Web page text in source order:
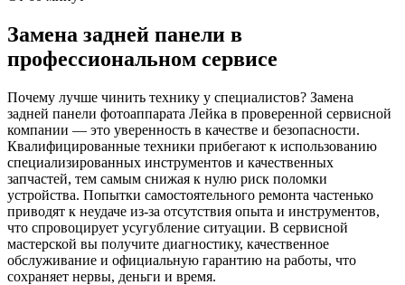
Замена задней панели в
профессиональном сервисе
Почему лучше чинить технику у специалистов? Замена
задней панели фотоаппарата Лейка в проверенной сервисной
компании — это уверенность в качестве и безопасности.
Квалифицированные техники прибегают к использованию
специализированных инструментов и качественных
запчастей, тем самым снижая к нулю риск поломки
устройства. Попытки самостоятельного ремонта частенько
приводят к неудаче из-за отсутствия опыта и инструментов,
что спровоцирует усугубление ситуации. В сервисной
мастерской вы получите диагностику, качественное
обслуживание и официальную гарантию на работы, что
сохраняет нервы, деньги и время.